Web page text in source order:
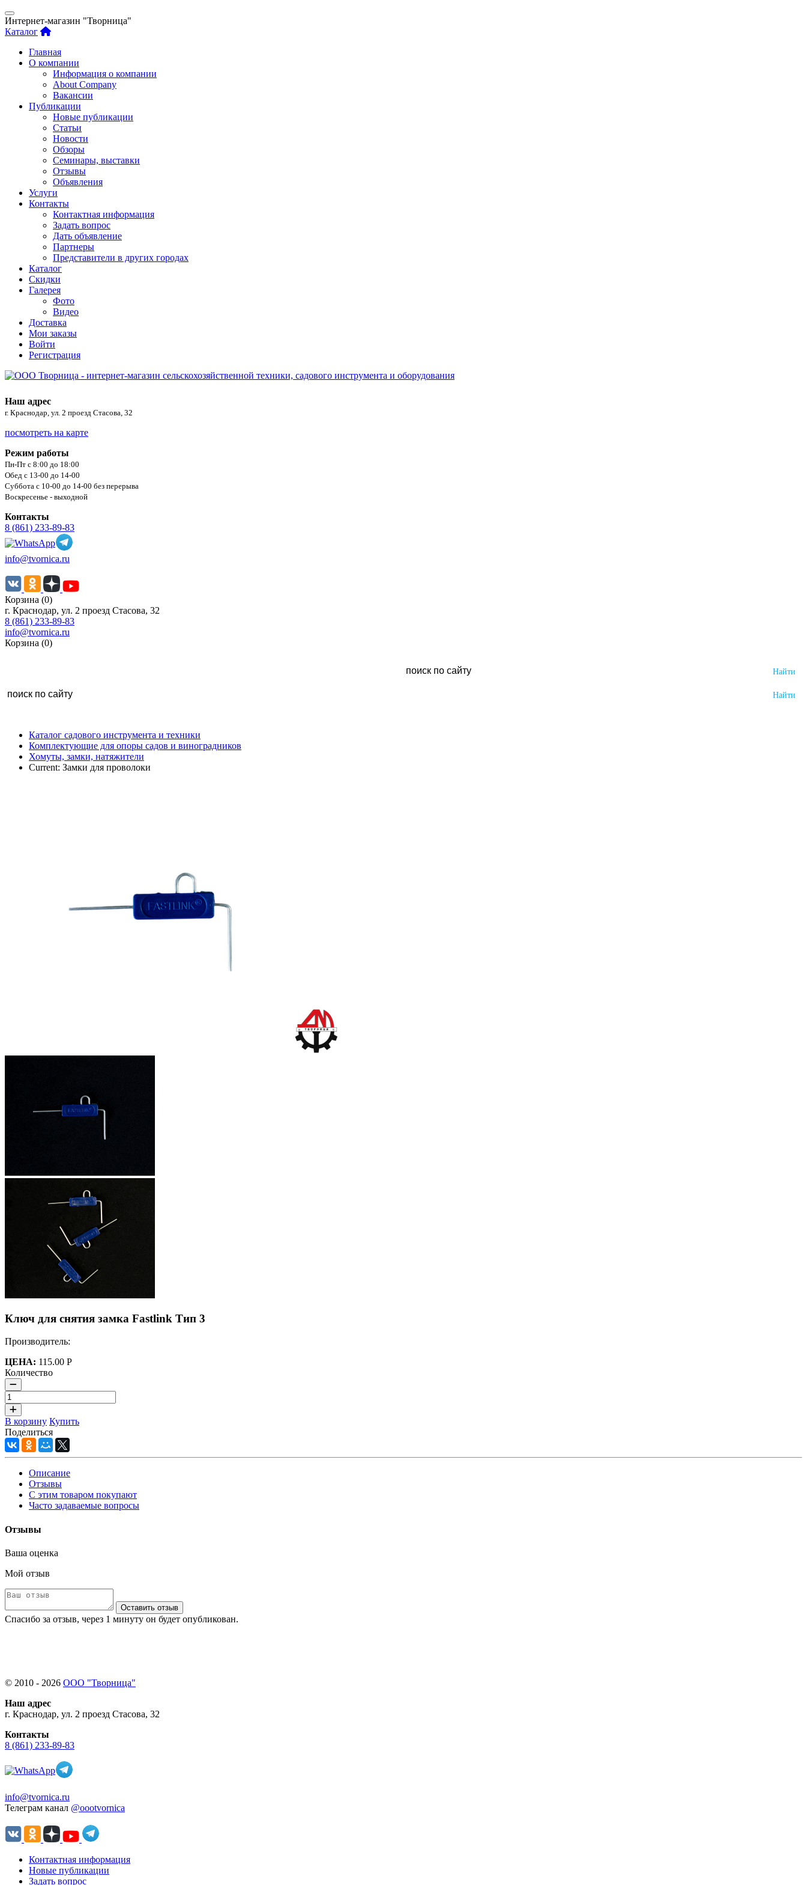
Интернет-магазин "Творница"
Каталог
Главная
О компании
Информация о компании
About Company
Вакансии
Публикации
Новые публикации
Статьи
Новости
Обзоры
Семинары, выставки
Отзывы
Объявления
Услуги
Контакты
Контактная информация
Задать вопрос
Дать объявление
Партнеры
Представители в других городах
Каталог
Скидки
Галерея
Фото
Видео
Доставка
Мои заказы
Войти
Регистрация
Наш адрес
г. Краснодар, ул. 2 проезд Стасова, 32
посмотреть на карте
Режим работы
Пн-Пт с 8:00 до 18:00
Обед с 13-00 до 14-00
Суббота с 10-00 до 14-00 без перерыва
Воскресенье - выходной
Контакты
8 (861) 233-89-83
info@tvornica.ru
Корзина (0)
г. Краснодар, ул. 2 проезд Стасова, 32
8 (861) 233-89-83
info@tvornica.ru
Корзина (0)
Каталог садового инструмента и техники
Комплектующие для опоры садов и виноградников
Хомуты, замки, натяжители
Current: Замки для проволоки
Ключ для снятия замка Fastlink Тип 3
Производитель:
ЦЕНА: 115.00 Р
Количество
В корзину Купить
Поделиться
Описание
Отзывы
С этим товаром покупают
Часто задаваемые вопросы
Отзывы
Ваша оценка
Мой отзыв
Оставить отзыв
Спасибо за отзыв, через 1 минуту он будет опубликован.
© 2010 - 2026 ООО "Творница"
Наш адрес
г. Краснодар, ул. 2 проезд Стасова, 32
Контакты
8 (861) 233-89-83
info@tvornica.ru
Телеграм канал @oootvornica
Контактная информация
Новые публикации
Задать вопрос